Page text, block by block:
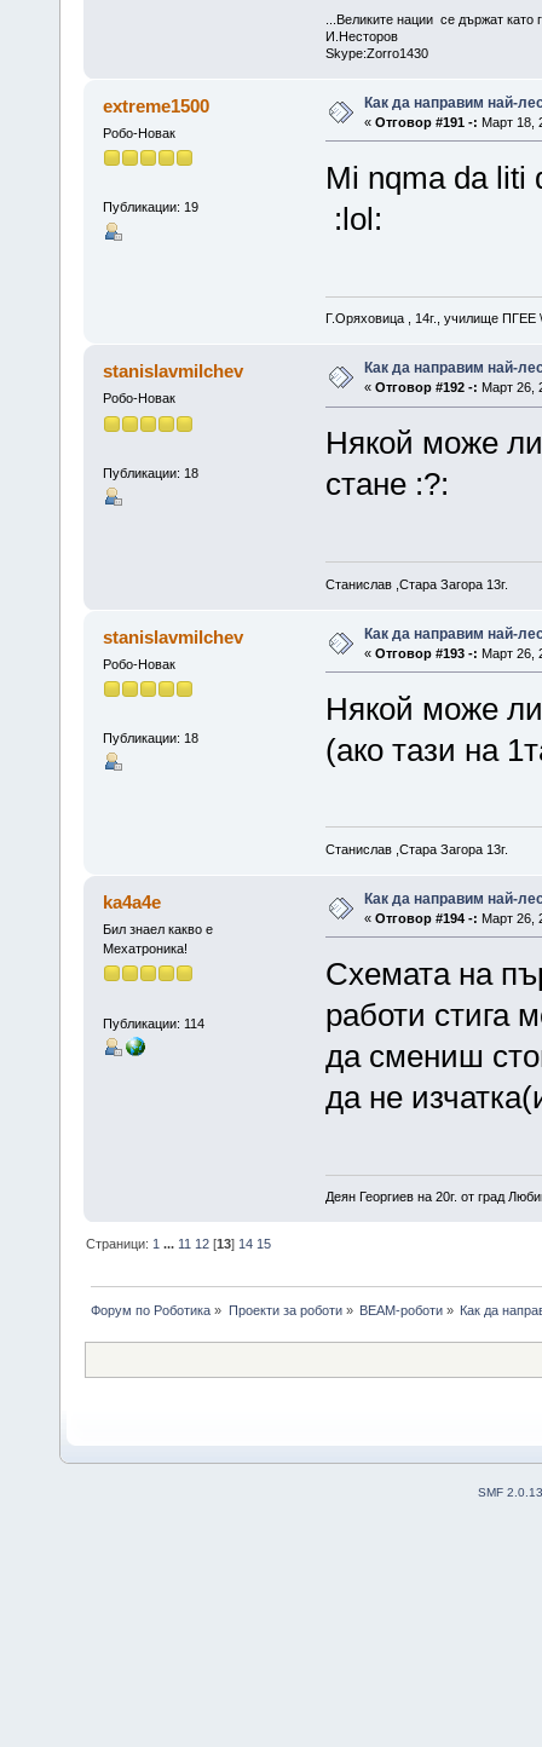
...Великите нации се държат като
И.Несторов
Skype:Zorro1430
extreme1500
Робо-Новак
Публикации: 19
Как да направим най-
« Отговор #191 -: Март 18,
Mi nqma da
:lol:
Г.Оряховица , 14г., училище
stanislavmilchev
Робо-Новак
Публикации: 18
Как да направим най-
« Отговор #192 -: Март 26,
Някой може
стане :?:
Станислав ,Стара Загора 13г.
stanislavmilchev
Робо-Новак
Публикации: 18
Как да направим най-
« Отговор #193 -: Март 26,
Някой може
(ако тази на
Станислав ,Стара Загора 13г.
ka4a4e
Бил знаел какво е
Мехатроника!
Публикации: 114
Как да направим най-
« Отговор #194 -: Март 26,
Схемата на
работи стига
да смениш
да не
Деян Георгиев на 20г. от град
Страници: 1 ... 11 12 [13] 14 15
Форум по Роботика » Проекти за роботи» BEAM-роботи» Как да
SMF 2.0.13